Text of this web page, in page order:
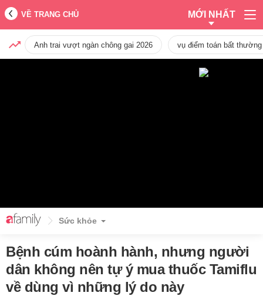
VỀ TRANG CHỦ MỚI NHẤT
Anh trai vượt ngàn chông gai 2026 vụ điểm toán bất
Sức khỏe
Bệnh cúm hoành hành, nhưng người
dân không nên tự ý mua thuốc Tamiflu
về dùng vì những lý do này